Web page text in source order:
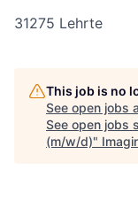
31275 Lehrte
This job is no
See open jobs
See open jobs
(m/w/d)"